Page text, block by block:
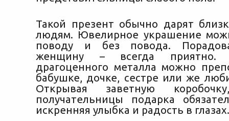
Такой презент обычно дарят
людям. Ювелирное украшение
поводу и без повода.
женщину – всегда приятно.
драгоценного металла можно
бабушке, дочке, сестре или же
Открывая заветную
получательницы подарка
искренняя улыбка и радость в глазах.